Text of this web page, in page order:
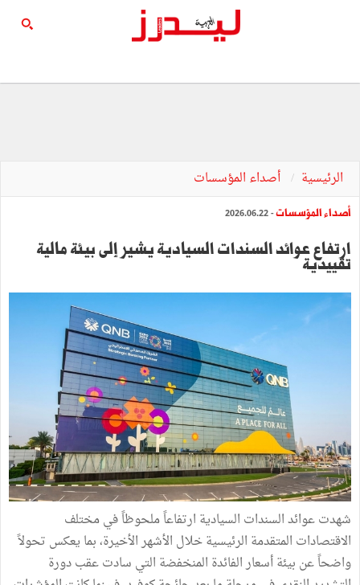
الرئيسية أصداء المؤسسات
أصداء المؤسسات- 2026.06.22
ارتفاع عوائد السندات السيادية يشير إلى بيئة مالية
تقييدية
شهدت عوائد السندات السيادية ارتفاعاً ملحوظاً في مختلف
الاقتصادات المتقدمة الرئيسية خلال الأشهر الأخيرة، بما يعكس تحولاً
واضحاً عن بيئة أسعار الفائدة المنخفضة التي سادت عقب دورة